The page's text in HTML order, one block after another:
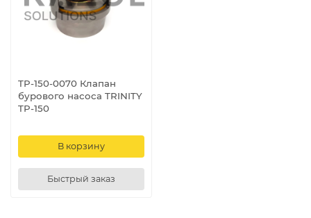
TP-150-0070 Клапан
бурового насоса TRINITY
TP-150
В корзину
Быстрый заказ